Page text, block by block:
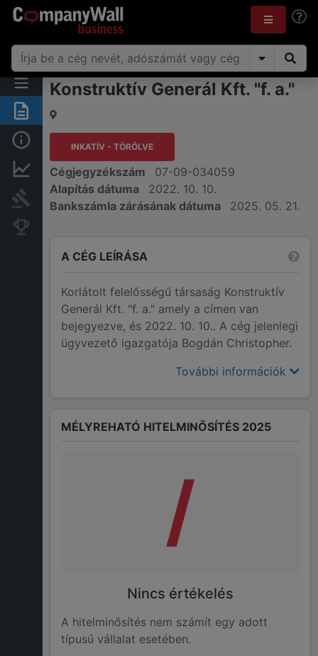
Összegzés
Alap információk
Pénzügyi információk
Bírósági eljárások
Konstruktív Generál Kft. "f. a."
INKATÍV - TÖRÖLVE
Cégjegyzékszám
07-09-034059
Alapítás dátuma
2022. 10. 10.
Bankszámla zárásának dátuma
2025. 05. 21.
A CÉG LEÍRÁSA
Korlátolt felelősségű társaság Konstruktív
Generál Kft. "f. a." amely a címen van
bejegyezve, és 2022. 10. 10.. A cég jelenlegi
ügyvezető igazgatója Bogdán Christopher.
További információk
MÉLYREHATÓ HITELMINŐSÍTÉS 2025
/
Nincs értékelés
A hitelminősítés nem számít egy adott
típusú vállalat esetében.